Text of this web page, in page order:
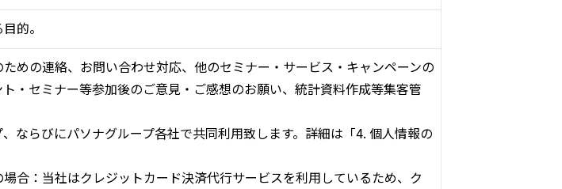
的。
めの連絡、お問い合わせ対応、他のセミナー・サービス・キャンペーンの
・セミナー等参加後のご意見・ご感想のお願い、統計資料作成等集客管
ならびにパソナグループ各社で共同利用致します。詳細は「4. 個人情報の
合：当社はクレジットカード決済代行サービスを利用しているため、ク